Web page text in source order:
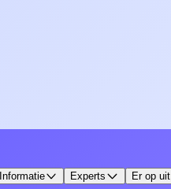
Informatie Experts Er op uit